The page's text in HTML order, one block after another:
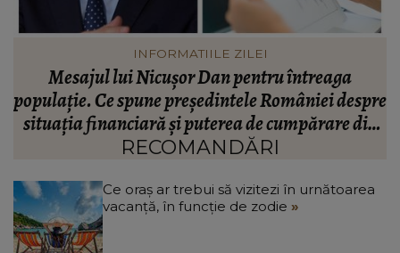
VEDETE
Valentin Sanfira, acuzații despre infidelitate? Ce
mărturisiri a făcut artistul de muzică populară:
“Doi ochi ce m-au înșelat.”
RECOMANDĂRI
Ce oraș ar trebui să vizitezi în urnătoarea
vacanță, în funcție de zodie